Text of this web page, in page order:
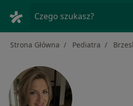
Czego szukasz?
Strona Główna Pediatra